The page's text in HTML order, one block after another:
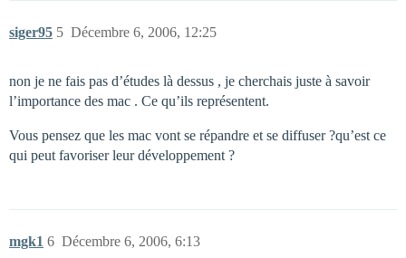
siger95 Décembre 6, 2006, 12:25
5
non je ne fais pas d’études là dessus , je cherchais juste à savoir
l’importance des mac . Ce qu’ils représentent.
Vous pensez que les mac vont se répandre et se diffuser ?qu’est ce
qui peut favoriser leur développement ?
mgk1 Décembre 6, 2006, 6:13
6